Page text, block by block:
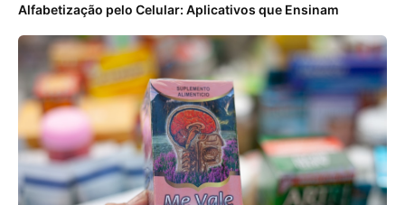
Alfabetização pelo Celular: Aplicativos que Ensinam